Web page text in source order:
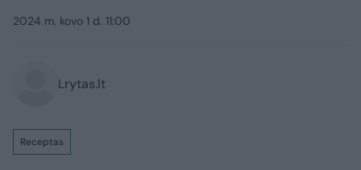
2024 m. kovo 1 d. 11:00
Lrytas.lt
Receptas